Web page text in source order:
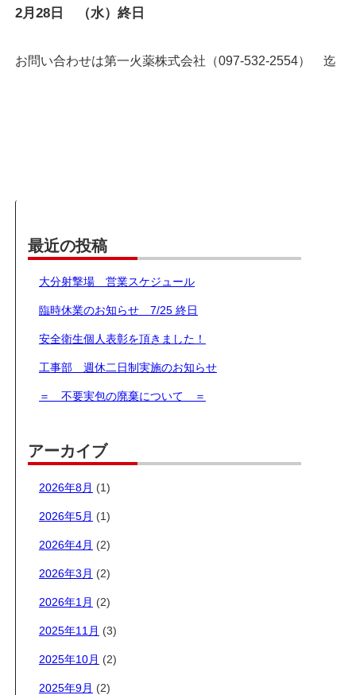
2月28日 （水）終日
お問い合わせは第一火薬株式会社（097-532-2554） 迄
最近の投稿
大分射撃場 営業スケジュール
臨時休業のお知らせ 7/25 終日
安全衛生個人表彰を頂きました！
工事部 週休二日制実施のお知らせ
＝ 不要実包の廃棄について ＝
アーカイブ
2026年8月 (1)
2026年5月 (1)
2026年4月 (2)
2026年3月 (2)
2026年1月 (2)
2025年11月 (3)
2025年10月 (2)
2025年9月 (2)